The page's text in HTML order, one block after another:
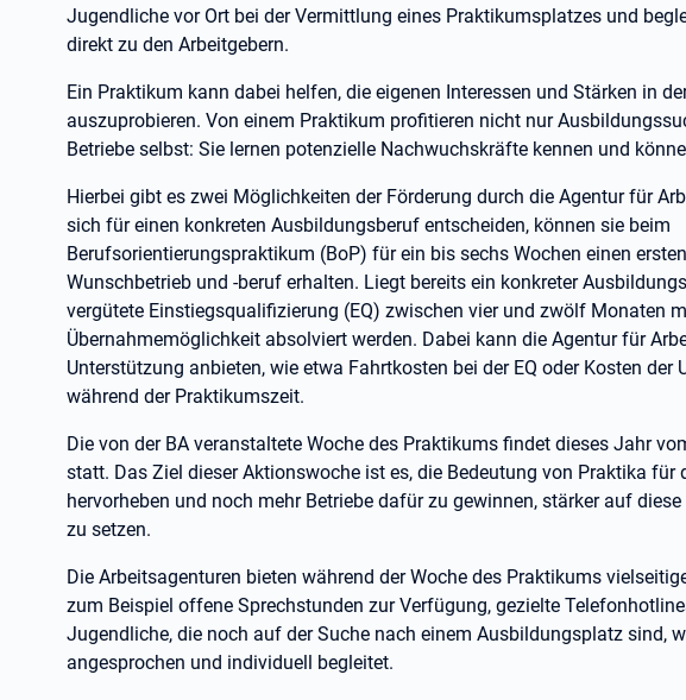
Jugendliche vor Ort bei der Vermittlung eines Praktikumsplatzes und
direkt zu den Arbeitgebern.
Ein Praktikum kann dabei helfen, die eigenen Interessen und Stärken in
auszuprobieren. Von einem Praktikum profitieren nicht nur
Betriebe selbst: Sie lernen potenzielle Nachwuchskräfte kennen und
Hierbei gibt es zwei Möglichkeiten der Förderung durch die Agentur für
sich für einen konkreten Ausbildungsberuf entscheiden, können sie beim
Berufsorientierungspraktikum (BoP) für ein bis sechs Wochen einen
Wunschbetrieb und -beruf erhalten. Liegt bereits ein konkreter
vergütete Einstiegsqualifizierung (EQ) zwischen vier und zwölf Monaten
Übernahmemöglichkeit absolviert werden. Dabei kann die Agentur für
Unterstützung anbieten, wie etwa Fahrtkosten bei der EQ oder Kosten der
während der Praktikumszeit.
Die von der BA veranstaltete Woche des Praktikums findet dieses Jahr
statt. Das Ziel dieser Aktionswoche ist es, die Bedeutung von Praktika für
hervorheben und noch mehr Betriebe dafür zu gewinnen, stärker auf
zu setzen.
Die Arbeitsagenturen bieten während der Woche des Praktikums
zum Beispiel offene Sprechstunden zur Verfügung, gezielte
Jugendliche, die noch auf der Suche nach einem Ausbildungsplatz sind,
angesprochen und individuell begleitet.